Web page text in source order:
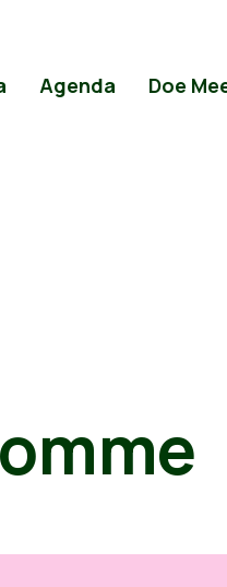
Agenda Doe